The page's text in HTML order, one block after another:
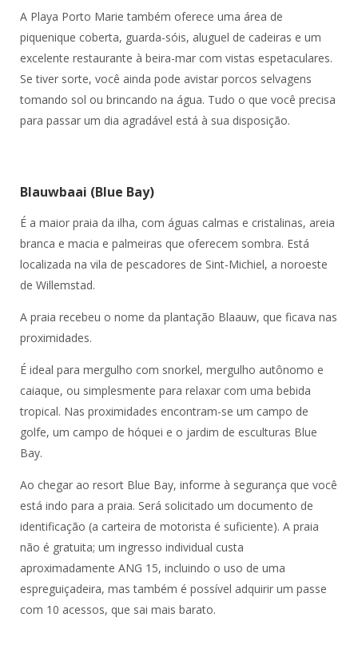
A Playa Porto Marie também oferece uma área de
piquenique coberta, guarda-sóis, aluguel de cadeiras e um
excelente restaurante à beira-mar com vistas espetaculares.
Se tiver sorte, você ainda pode avistar porcos selvagens
tomando sol ou brincando na água. Tudo o que você precisa
para passar um dia agradável está à sua disposição.
Blauwbaai (Blue Bay)
É a maior praia da ilha, com águas calmas e cristalinas, areia
branca e macia e palmeiras que oferecem sombra. Está
localizada na vila de pescadores de Sint-Michiel, a noroeste
de Willemstad.
A praia recebeu o nome da plantação Blaauw, que ficava nas
proximidades.
É ideal para mergulho com snorkel, mergulho autônomo e
caiaque, ou simplesmente para relaxar com uma bebida
tropical. Nas proximidades encontram-se um campo de
golfe, um campo de hóquei e o jardim de esculturas Blue
Bay.
Ao chegar ao resort Blue Bay, informe à segurança que você
está indo para a praia. Será solicitado um documento de
identificação (a carteira de motorista é suficiente). A praia
não é gratuita; um ingresso individual custa
aproximadamente ANG 15, incluindo o uso de uma
espreguiçadeira, mas também é possível adquirir um passe
com 10 acessos, que sai mais barato.